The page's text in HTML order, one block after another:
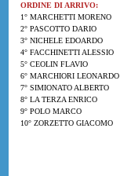
ORDINE DI ARRIVO:
1° MARCHETTI MORENO
2° PASCOTTO DARIO
3° NICHELE EDOARDO
4° FACCHINETTI ALESSIO
5° CEOLIN FLAVIO
6° MARCHIORI LEONARDO
7° SIMIONATO ALBERTO
8° LA TERZA ENRICO
9° POLO MARCO
10° ZORZETTO GIACOMO